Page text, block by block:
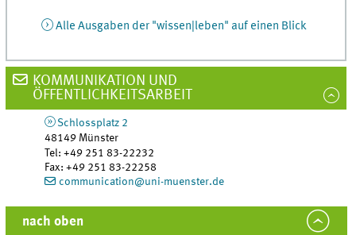
Alle Ausgaben der "wissen|leben" auf einen Blick
KOMMUNIKATION UND
ÖFFENTLICHKEITSARBEIT
Schlossplatz 2
48149 Münster
Tel:+49 251 83-22232
Fax:+49 251 83-22258
communication@uni-muenster.de
nach oben